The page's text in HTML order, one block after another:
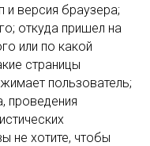
и версия браузера;
откуда пришел на
или по какой
страницы
пользователь;
проведения
не хотите, чтобы